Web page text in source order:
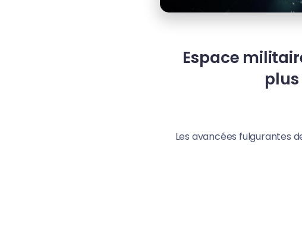
Espace
Les avancées fulgurantes